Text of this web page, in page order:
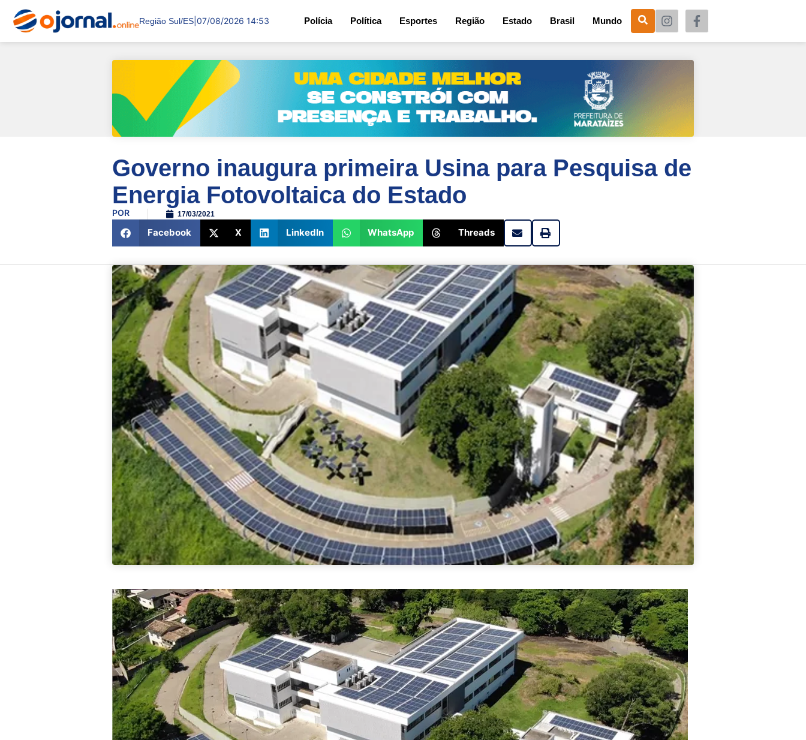
Região Sul/ES 07/08/2026 14:53 Polícia Política Esportes Região Estado Brasil Mundo
Governo inaugura primeira Usina para Pesquisa de
Energia Fotovoltaica do Estado
POR 17/03/2021
Facebook X LinkedIn WhatsApp Threads